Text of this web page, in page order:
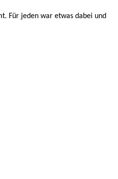
Für jeden war etwas dabei und